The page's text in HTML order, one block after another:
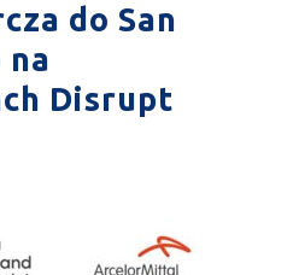
do San
na
Disrupt